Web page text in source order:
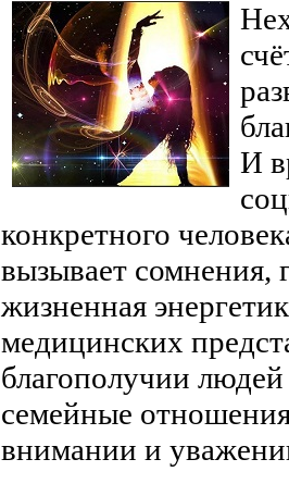
И
конкретного
вызывает сомнения,
жизненная
медицинских
благополучии
семейные
внимании и